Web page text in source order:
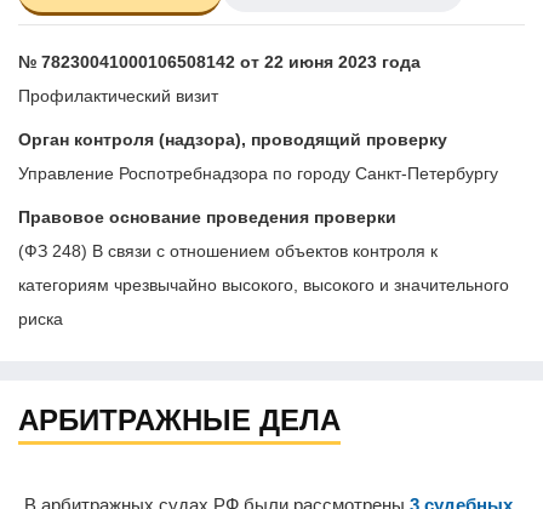
№ 78230041000106508142 от 22 июня 2023 года
Профилактический визит
Орган контроля (надзора), проводящий проверку
Управление Роспотребнадзора по городу Санкт-Петербургу
Правовое основание проведения проверки
(ФЗ 248) В связи с отношением объектов контроля к
категориям чрезвычайно высокого, высокого и значительного
риска
АРБИТРАЖНЫЕ ДЕЛА